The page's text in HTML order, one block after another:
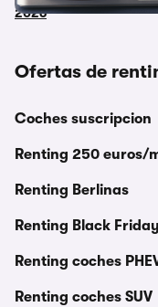
2026
Ofertas de
Coches suscripcion
Renting 250 euros/
Renting Berlinas
Renting Black Friday
Renting coches
Renting coches SUV